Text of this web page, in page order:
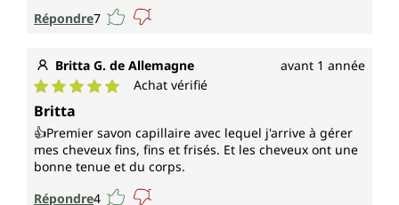
Répondre7
Britta G. de Allemagne avant 1 année
Note moyenne de 5 sur 5 étoiles
Achat vérifié
Britta
👍Premier savon capillaire avec lequel j'arrive à gérer
mes cheveux fins, fins et frisés. Et les cheveux ont une
bonne tenue et du corps.
Répondre4